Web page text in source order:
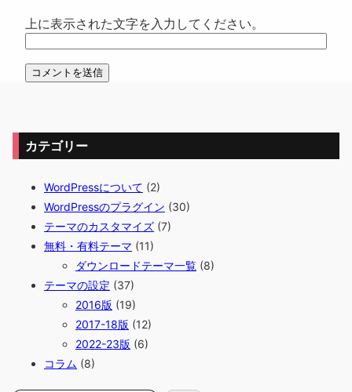
上に表示された文字を入力してください。
カテゴリー
WordPressについて (2)
WordPressのプラグイン (30)
テーマのカスタマイズ (7)
無料・有料テーマ (11)
ダウンロードテーマ一覧 (8)
テーマの設定 (37)
2016版 (19)
2017-18版 (12)
2022-23版 (6)
コラム (8)